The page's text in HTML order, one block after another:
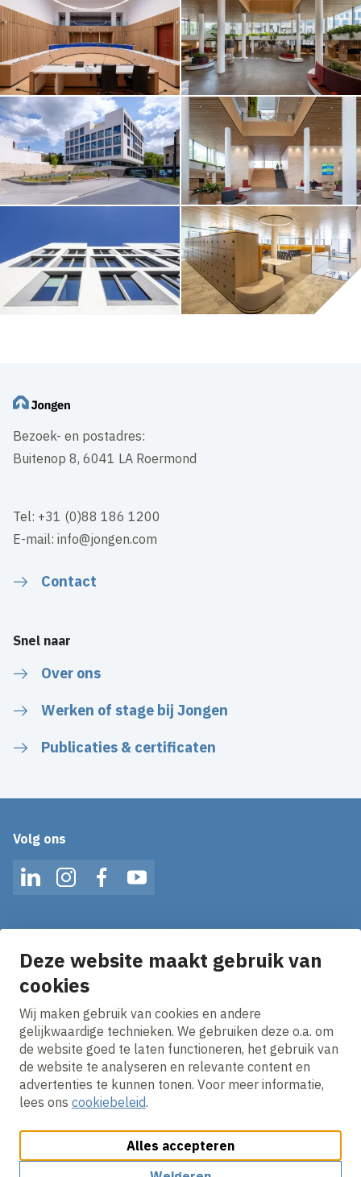
Deze website maakt gebruik van
cookies
Wij maken gebruik van cookies en andere
gelijkwaardige technieken. We gebruiken deze o.a. om
de website goed te laten functioneren, het gebruik van
de website te analyseren en relevante content en
advertenties te kunnen tonen. Voor meer informatie,
lees ons cookiebeleid.
Alles accepteren
Bezoek- en postadres:
Buitenop 8, 6041 LA Roermond
Tel: +31 (0)88 186 1200
E-mail: info@jongen.com
Contact
Snel naar
Over ons
Werken of stage bij Jongen
Publicaties & certificaten
Volg ons
LinkedInInstagramFacebookYouTube
Ontvang onze nieuws alerts in je mailbox!
E-mailadres
Ik ga akkoord met hetprivacy statement.
Cookies aanpassenCookie beleidPrivacy policy
Algemene inkoopvoorwaarden